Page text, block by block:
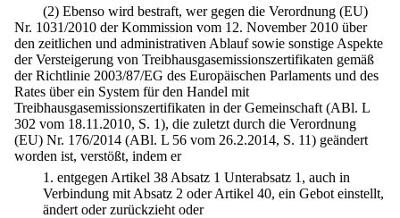
(2) Ebenso wird bestraft, wer gegen die Verordnung (EU)
Nr. 1031/2010 der Kommission vom 12. November 2010 über
den zeitlichen und administrativen Ablauf sowie sonstige Aspekte
der Versteigerung von Treibhausgasemissionszertifikaten gemäß
der Richtlinie 2003/87/EG des Europäischen Parlaments und des
Rates über ein System für den Handel mit
Treibhausgasemissionszertifikaten in der Gemeinschaft (ABl. L
302 vom 18.11.2010, S. 1), die zuletzt durch die Verordnung
(EU) Nr. 176/2014 (ABl. L 56 vom 26.2.2014, S. 11) geändert
worden ist, verstößt, indem er
1. entgegen Artikel 38 Absatz 1 Unterabsatz 1, auch in
Verbindung mit Absatz 2 oder Artikel 40, ein Gebot einstellt,
ändert oder zurückzieht oder